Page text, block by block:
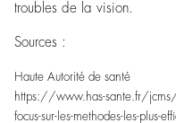
troubles de la vision.
Sources :
Haute Autorité de santé
https://www.has-sante.fr/
focus-sur-les-methodes-les-plus-